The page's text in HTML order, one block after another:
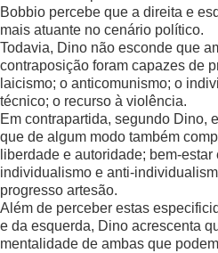
Bobbio percebe que a direita e
mais atuante no cenário político.
Todavia, Dino não esconde que
contraposição foram capazes de
laicismo; o anticomunismo; o
técnico; o recurso à violência.
Em contrapartida, segundo Dino,
que de algum modo também
liberdade e autoridade; bem-estar
individualismo e anti-
progresso artesão.
Além de perceber estas
e da esquerda, Dino acrescenta
mentalidade de ambas que